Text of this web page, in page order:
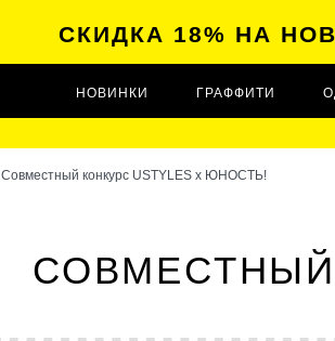
СКИДКА 18% НА
НОВИНКИ ГРАФФИТИ
Совместный конкурс USTYLES x ЮНОСТЬ!
СОВМЕСТНЫЙ